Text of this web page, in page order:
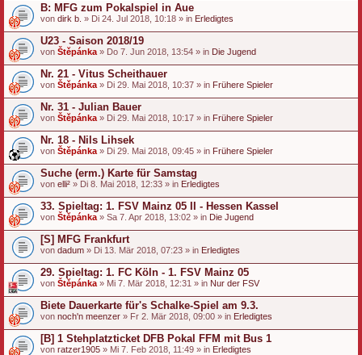
B: MFG zum Pokalspiel in Aue
von dirk b. » Di 24. Jul 2018, 10:18 » in Erledigtes
U23 - Saison 2018/19
von Štěpánka » Do 7. Jun 2018, 13:54 » in Die Jugend
Nr. 21 - Vitus Scheithauer
von Štěpánka » Di 29. Mai 2018, 10:37 » in Frühere Spieler
Nr. 31 - Julian Bauer
von Štěpánka » Di 29. Mai 2018, 10:17 » in Frühere Spieler
Nr. 18 - Nils Lihsek
von Štěpánka » Di 29. Mai 2018, 09:45 » in Frühere Spieler
Suche (erm.) Karte für Samstag
von elli² » Di 8. Mai 2018, 12:33 » in Erledigtes
33. Spieltag: 1. FSV Mainz 05 II - Hessen Kassel
von Štěpánka » Sa 7. Apr 2018, 13:02 » in Die Jugend
[S] MFG Frankfurt
von dadum » Di 13. Mär 2018, 07:23 » in Erledigtes
29. Spieltag: 1. FC Köln - 1. FSV Mainz 05
von Štěpánka » Mi 7. Mär 2018, 12:31 » in Nur der FSV
Biete Dauerkarte für's Schalke-Spiel am 9.3.
von noch'n meenzer » Fr 2. Mär 2018, 09:00 » in Erledigtes
[B] 1 Stehplatzticket DFB Pokal FFM mit Bus 1
von ratzer1905 » Mi 7. Feb 2018, 11:49 » in Erledigtes